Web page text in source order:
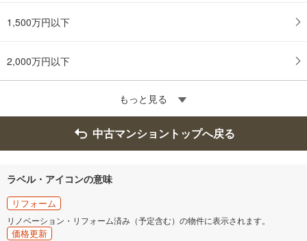
1,500万円以下
2,000万円以下
もっと見る
中古マンショントップへ戻る
ラベル・アイコンの意味
リフォーム
リノベーション・リフォーム済み（予定含む）の物件に表示されます。
価格更新